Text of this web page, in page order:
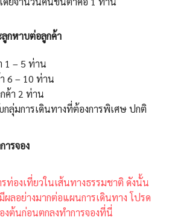
กหาบต่อลูกค้า
1 – 5 ท่าน
6 – 10 ท่าน
ค้า 2 ท่าน
กลุ่มการเดินทางที่ต้องการพิเศษ ปกติ
ารจอง
รท่องเที่ยวในเส้นทางธรรมชาติ ดังนั้น
ผลอย่างมากต่อแผนการเดินทาง โปรด
งต้นก่อนตกลงทำการจองที่นี่